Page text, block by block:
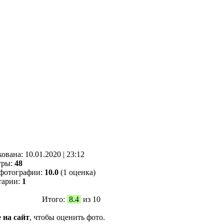
10.01.2020 | 23:12
48
10.0 (1 оценка)
1
Итого: 8.4 из 10
на сайт, чтобы оценить фото.